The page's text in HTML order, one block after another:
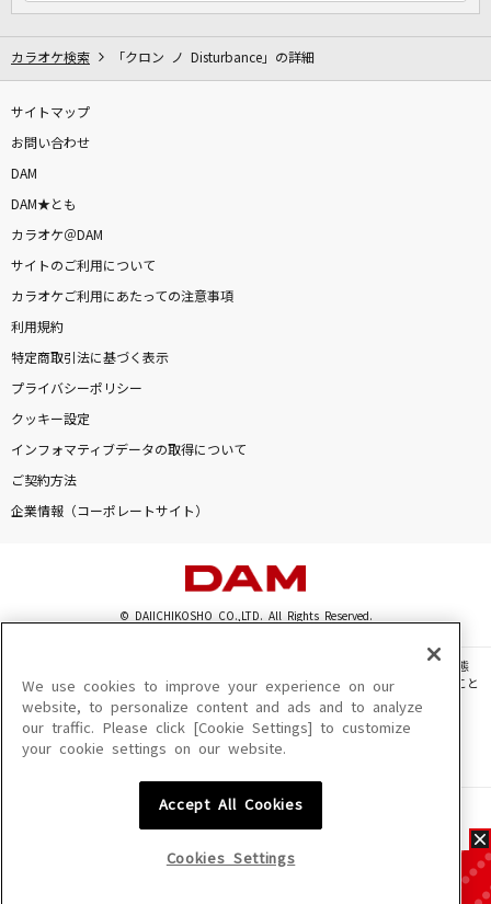
カラオケ検索 「クロン ノ Disturbance」の詳細
サイトマップ
お問い合わせ
DAM
DAM★とも
カラオケ＠DAM
サイトのご利用について
カラオケご利用にあたっての注意事項
利用規約
特定商取引法に基づく表示
プライバシーポリシー
クッキー設定
インフォマティブデータの取得について
ご契約方法
企業情報（コーポレートサイト）
© DAIICHIKOSHO CO.,LTD. All Rights Reserved.
このサイトに掲載されている一切の文章・画像・写真・動画・音声等を、手段や形態
を問わず、著作権法の定める範囲を超えて無断で複製、転載、ファイル化などすること
を禁じます。
楽曲及びコンテンツは、機種によりご利用いただけない場合があります。
楽曲及びコンテンツの配信日、配信内容が変更になる場合があります。
We use cookies to improve your experience on our
website, to personalize content and ads and to analyze
our traffic. Please click [Cookie Settings] to customize
your cookie settings on our website.
Accept All Cookies
Cookies Settings